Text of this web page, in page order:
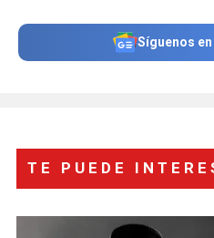
Síguenos
TE PUEDE